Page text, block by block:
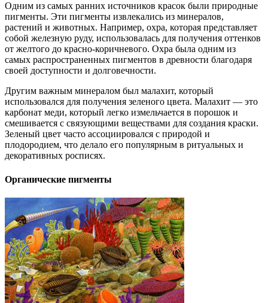
Одним из самых ранних источников красок были природные
пигменты. Эти пигменты извлекались из минералов,
растений и животных. Например, охра, которая представляет
собой железную руду, использовалась для получения оттенков
от желтого до красно-коричневого. Охра была одним из
самых распространенных пигментов в древности благодаря
своей доступности и долговечности.
Другим важным минералом был малахит, который
использовался для получения зеленого цвета. Малахит — это
карбонат меди, который легко измельчается в порошок и
смешивается с связующими веществами для создания краски.
Зеленый цвет часто ассоциировался с природой и
плодородием, что делало его популярным в ритуальных и
декоративных росписях.
Органические пигменты